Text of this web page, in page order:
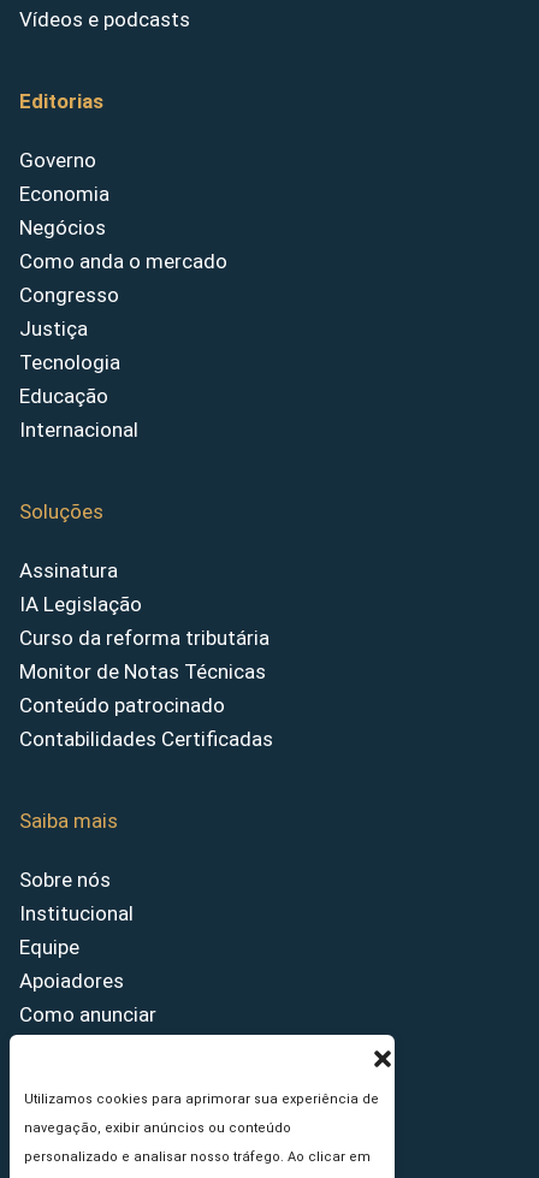
Utilizamos cookies para aprimorar sua experiência de
navegação, exibir anúncios ou conteúdo
personalizado e analisar nosso tráfego. Ao clicar em
Vídeos e podcasts
Editorias
Governo
Economia
Negócios
Como anda o mercado
Congresso
Justiça
Tecnologia
Educação
Internacional
Soluções
Assinatura
IA Legislação
Curso da reforma tributária
Monitor de Notas Técnicas
Conteúdo patrocinado
Contabilidades Certificadas
Saiba mais
Sobre nós
Institucional
Equipe
Apoiadores
Como anunciar
Princípios Editoriais